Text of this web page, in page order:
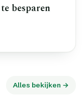
besparen
Alles bekijken →